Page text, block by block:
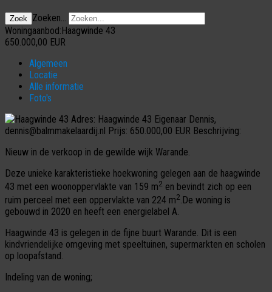
Zoek
Zoeken...
Woningaanbod:Haagwinde 43
650.000,00 EUR
Algemeen
Locatie
Alle informatie
Foto's
Adres: Haagwinde 43 Eigenaar Dennis,
dennis@balmmakelaardij.nl Prijs: 650.000,00 EUR Beschrijving:
Nieuw in de verkoop in de gewilde wijk Warande.
Deze unieke karakteristieke hoekwoning gelegen aan de haagwinde
43 met een woonoppervlakte van 159 m2 en bevindt zich op een
ruim perceel met een oppervlakte van 224 m2.De woning is
gebouwd in 2020 en heeft een energielabel A.
Haagwinde 43 is gelegen in de fijne buurt Warande. Dit is een
kindvriendelijke omgeving met speeltuinen, supermarkten en scholen
op loopafstand.
Indeling van de woning;